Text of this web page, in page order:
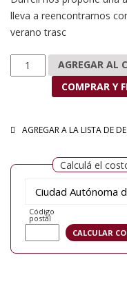
lleva a reencontrarnos
verano trasc
Constance o lasAGREGAR AL
COMPRAR Y
AGREGAR A LA LISTA DE
Calculá el
Código
postal